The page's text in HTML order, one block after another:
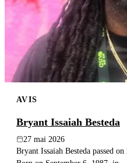
AVIS
Bryant Issaiah Besteda
27 mai 2026
Bryant Issaiah Besteda passed